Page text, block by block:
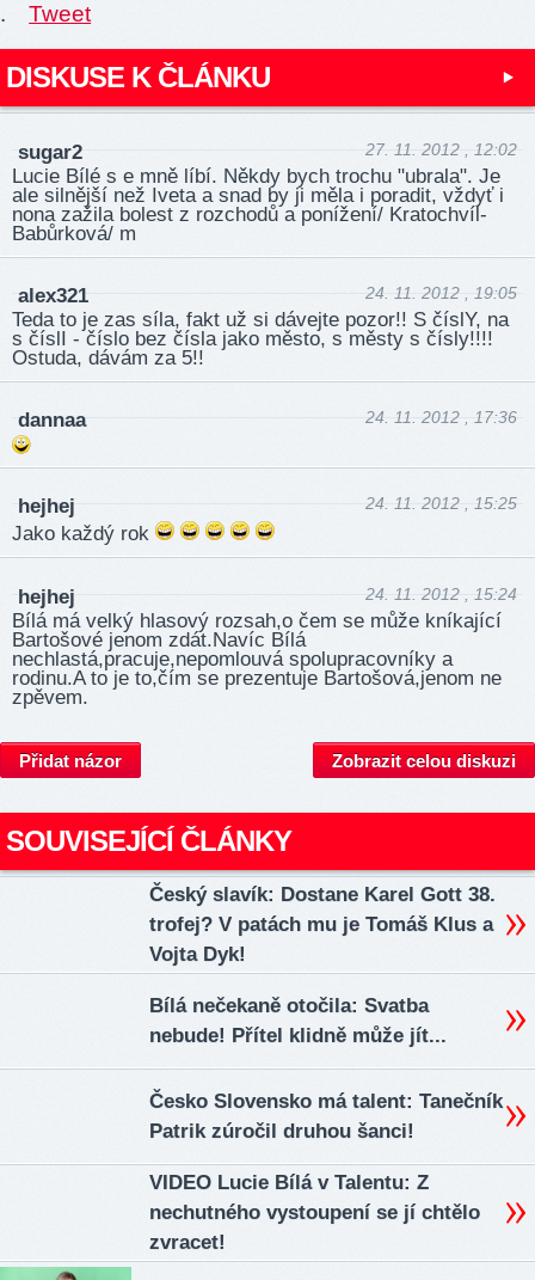
. Tweet
DISKUSE K ČLÁNKU
sugar2 27. 11. 2012 , 12:02
Lucie Bílé s e mně líbí. Někdy bych trochu "ubrala". Je
ale silnější než Iveta a snad by ji měla i poradit, vždyť i
nona zažila bolest z rozchodů a ponížení/ Kratochvíl-
Babůrková/ m
alex321 24. 11. 2012 , 19:05
Teda to je zas síla, fakt už si dávejte pozor!! S číslY, na
s číslI - číslo bez čísla jako město, s městy s čísly!!!!
Ostuda, dávám za 5!!
dannaa 24. 11. 2012 , 17:36
hejhej 24. 11. 2012 , 15:25
Jako každý rok
hejhej 24. 11. 2012 , 15:24
Bílá má velký hlasový rozsah,o čem se může kníkající
Bartošové jenom zdát.Navíc Bílá
nechlastá,pracuje,nepomlouvá spolupracovníky a
rodinu.A to je to,čím se prezentuje Bartošová,jenom ne
zpěvem.
Přidat názor Zobrazit celou diskuzi
SOUVISEJÍCÍ ČLÁNKY
Český slavík: Dostane Karel Gott 38.
trofej? V patách mu je Tomáš Klus a
Vojta Dyk!
Bílá nečekaně otočila: Svatba
nebude! Přítel klidně může jít...
Česko Slovensko má talent: Tanečník
Patrik zúročil druhou šanci!
VIDEO Lucie Bílá v Talentu: Z
nechutného vystoupení se jí chtělo
zvracet!